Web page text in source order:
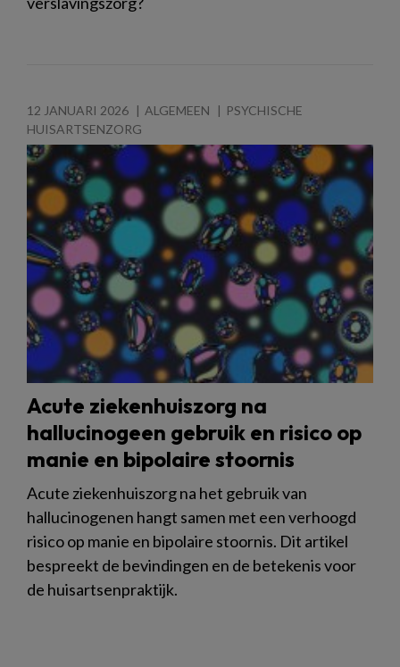
12 JANUARI 2026 ALGEMEEN
PSYCHISCHE
HUISARTSENZORG
Acute ziekenhuiszorg na
hallucinogeen gebruik en risico op
manie en bipolaire stoornis
Acute ziekenhuiszorg na het gebruik van
hallucinogenen hangt samen met een verhoogd
risico op manie en bipolaire stoornis. Dit artikel
bespreekt de bevindingen en de betekenis voor
de huisartsenpraktijk.